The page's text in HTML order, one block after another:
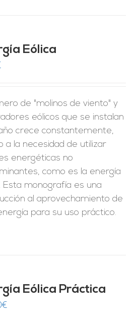
Eólica
de "molinos de viento" y
eólicos que se instalan
crece constantemente,
a la necesidad de utilizar
energéticas no
como es la energía
Esta monografía es una
al aprovechamiento de
para su uso práctico.
Eólica Práctica
€